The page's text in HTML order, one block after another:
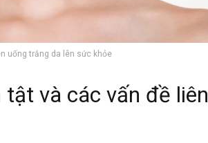
uống trắng da lên sức khỏe
và các vấn đề liên